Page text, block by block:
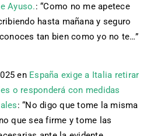
Ayuso.: “Como no me apetece
hasta mañana y seguro
tan bien como yo no te…”
en España exige a Italia retirar
o responderá con medidas
: “No digo que tome la misma
que sea firme y tome las